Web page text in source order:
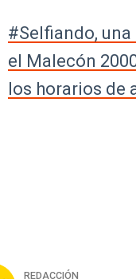
#Selfiando,
el Malecón
los horarios de
REDACCIÓN